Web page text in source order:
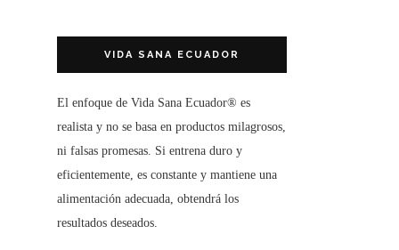
VIDA SANA ECUADOR
El enfoque de Vida Sana Ecuador® es
realista y no se basa en productos milagrosos,
ni falsas promesas. Si entrena duro y
eficientemente, es constante y mantiene una
alimentación adecuada, obtendrá los
resultados deseados.